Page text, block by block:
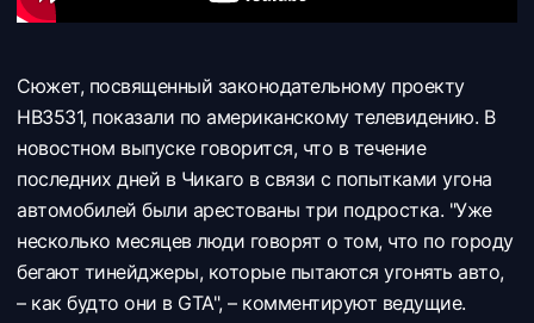
Сюжет, посвященный законодательному проекту
HB3531, показали по американскому телевидению. В
новостном выпуске говорится, что в течение
последних дней в Чикаго в связи с попытками угона
автомобилей были арестованы три подростка. "Уже
несколько месяцев люди говорят о том, что по городу
бегают тинейджеры, которые пытаются угонять авто,
– как будто они в GTA", – комментируют ведущие.